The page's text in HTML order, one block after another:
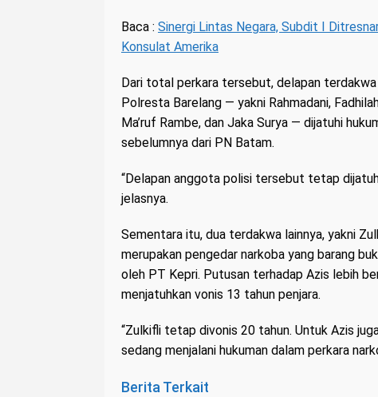
Baca : Sinergi Lintas Negara, Subdit I
Konsulat Amerika
Dari total perkara tersebut, delapan
Polresta Barelang — yakni Rahmadani,
Ma’ruf Rambe, dan Jaka Surya — dijatuhi
sebelumnya dari PN Batam.
“Delapan anggota polisi tersebut tetap
jelasnya.
Sementara itu, dua terdakwa lainnya, yakni
merupakan pengedar narkoba yang barang
oleh PT Kepri. Putusan terhadap Azis lebih
menjatuhkan vonis 13 tahun penjara.
“Zulkifli tetap divonis 20 tahun. Untuk Azis
sedang menjalani hukuman dalam perkara
Berita Terkait